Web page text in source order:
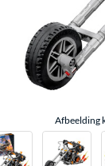
Afbeelding